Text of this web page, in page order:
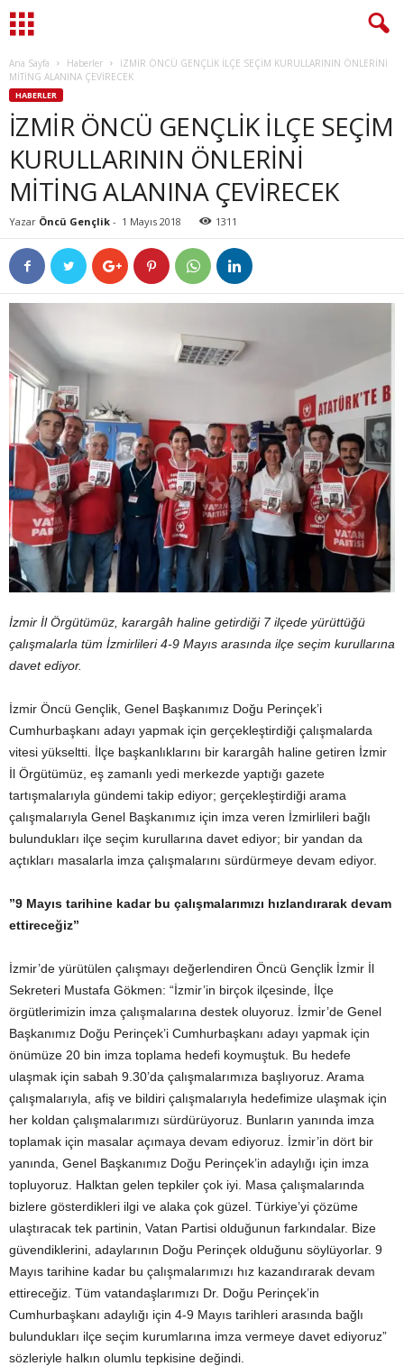
Ana Sayfa Haberler
İZMİR ÖNCÜ GENÇLİK İLÇE SEÇİM KURULLARININ ÖNLERİNİ
MİTİNG ALANINA ÇEVİRECEK
HABERLER
İZMİR ÖNCÜ GENÇLİK İLÇE SEÇİM
KURULLARININ ÖNLERİNİ
MİTİNG ALANINA ÇEVİRECEK
Yazar Öncü Gençlik - 1 Mayıs 2018 1311
İzmir İl Örgütümüz, karargâh haline getirdiği 7 ilçede yürüttüğü
çalışmalarla tüm İzmirlileri 4-9 Mayıs arasında ilçe seçim kurullarına
davet ediyor.
İzmir Öncü Gençlik, Genel Başkanımız Doğu Perinçek’i
Cumhurbaşkanı adayı yapmak için gerçekleştirdiği çalışmalarda
vitesi yükseltti. İlçe başkanlıklarını bir karargâh haline getiren İzmir
İl Örgütümüz, eş zamanlı yedi merkezde yaptığı gazete
tartışmalarıyla gündemi takip ediyor; gerçekleştirdiği arama
çalışmalarıyla Genel Başkanımız için imza veren İzmirlileri bağlı
bulundukları ilçe seçim kurullarına davet ediyor; bir yandan da
açtıkları masalarla imza çalışmalarını sürdürmeye devam ediyor.
”9 Mayıs tarihine kadar bu çalışmalarımızı hızlandırarak devam
ettireceğiz”
İzmir’de yürütülen çalışmayı değerlendiren Öncü Gençlik İzmir İl
Sekreteri Mustafa Gökmen: “İzmir’in birçok ilçesinde, İlçe
örgütlerimizin imza çalışmalarına destek oluyoruz. İzmir’de Genel
Başkanımız Doğu Perinçek’i Cumhurbaşkanı adayı yapmak için
önümüze 20 bin imza toplama hedefi koymuştuk. Bu hedefe
ulaşmak için sabah 9.30’da çalışmalarımıza başlıyoruz. Arama
çalışmalarıyla, afiş ve bildiri çalışmalarıyla hedefimize ulaşmak için
her koldan çalışmalarımızı sürdürüyoruz. Bunların yanında imza
toplamak için masalar açımaya devam ediyoruz. İzmir’in dört bir
yanında, Genel Başkanımız Doğu Perinçek’in adaylığı için imza
topluyoruz. Halktan gelen tepkiler çok iyi. Masa çalışmalarında
bizlere gösterdikleri ilgi ve alaka çok güzel. Türkiye’yi çözüme
ulaştıracak tek partinin, Vatan Partisi olduğunun farkındalar. Bize
güvendiklerini, adaylarının Doğu Perinçek olduğunu söylüyorlar. 9
Mayıs tarihine kadar bu çalışmalarımızı hız kazandırarak devam
ettireceğiz. Tüm vatandaşlarımızı Dr. Doğu Perinçek’in
Cumhurbaşkanı adaylığı için 4-9 Mayıs tarihleri arasında bağlı
bulundukları ilçe seçim kurumlarına imza vermeye davet ediyoruz”
sözleriyle halkın olumlu tepkisine değindi.